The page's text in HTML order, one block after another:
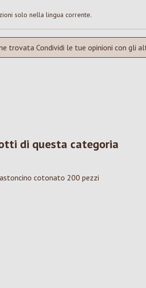
solo nella lingua corrente.
trovata Condividi le tue opinioni con gli
di questa categoria